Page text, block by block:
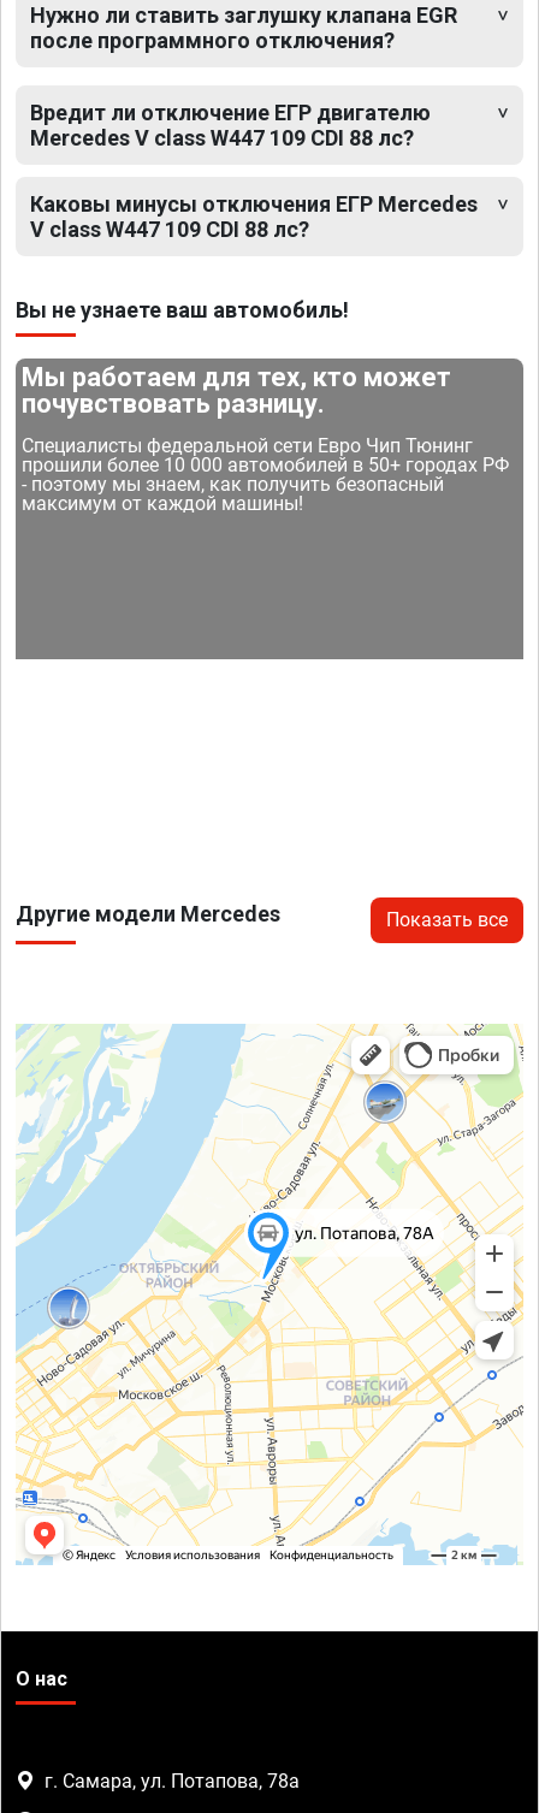
Нужно ли ставить заглушку клапана EGR
после программного отключения?
Вредит ли отключение ЕГР двигателю
Mercedes V class W447 109 CDI 88 лс?
Каковы минусы отключения ЕГР Mercedes
V class W447 109 CDI 88 лс?
Вы не узнаете ваш автомобиль!
Мы работаем для тех, кто может
почувствовать разницу.
Специалисты федеральной сети Евро Чип Тюнинг
прошили более 10 000 автомобилей в 50+ городах РФ
- поэтому мы знаем, как получить безопасный
максимум от каждой машины!
Другие модели Mercedes Показать все
О нас
г. Самара, ул. Потапова, 78а